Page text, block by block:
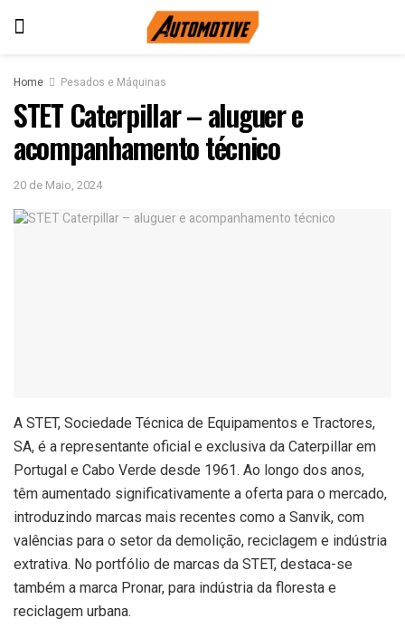
Home Pesados e Máquinas
STET Caterpillar – aluguer e
acompanhamento técnico
20 de Maio, 2024
A STET, Sociedade Técnica de Equipamentos e Tractores,
SA, é a representante oficial e exclusiva da Caterpillar em
Portugal e Cabo Verde desde 1961. Ao longo dos anos,
têm aumentado significativamente a oferta para o mercado,
introduzindo marcas mais recentes como a Sanvik, com
valências para o setor da demolição, reciclagem e indústria
extrativa. No portfólio de marcas da STET, destaca-se
também a marca Pronar, para indústria da floresta e
reciclagem urbana.